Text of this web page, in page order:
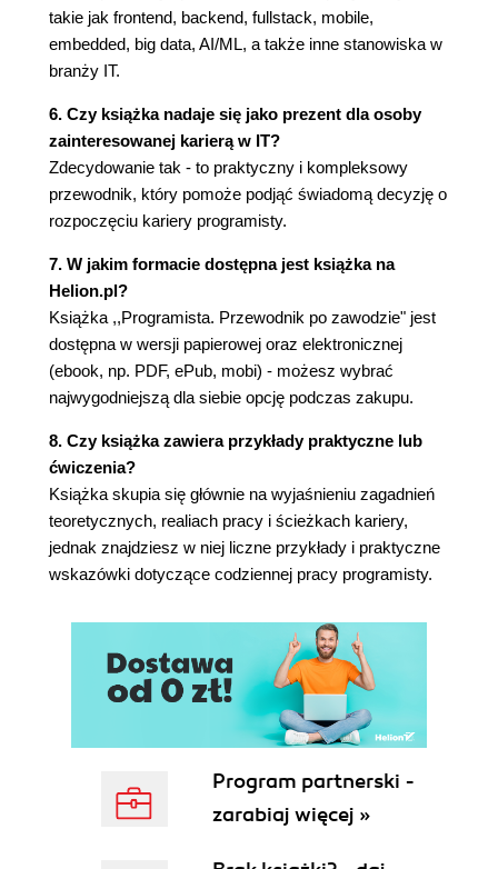
Specjalista ds. bezpieczeństwa
Scrum master
Kierownik projektu/project manager (PM)
Analityk biznesowy/business analyst
(BA)
Właściciel produktu/product owner (PO)
Specjalista ds. zasobów ludzkich/human
resources specialist (HR)
Dlaczego programiści mają dużo pracy?
Pierwsze kroki
Rewolucja naukowa
Rewolucja przemysłowa
Druga rewolucja przemysłowa
ZAROBKI PROGRAMISTÓW
DOCHODOWOŚĆ BRANŻY IT
RENTOWNOŚĆ
PRZYCZYNY
SKUTKI
Rozdział 3. Praca programisty
Tłumaczenie maszynom świata ludzi
Tłumaczenie ludziom świata maszyn
Podsumowanie
Dzień pracy programisty
Produkcja oprogramowania
Model kaskadowy
Metodyki zwinne
takie jak frontend, backend, fullstack, mobile,
embedded, big data, AI/ML, a także inne stanowiska w
branży IT.
6. Czy książka nadaje się jako prezent dla osoby
zainteresowanej karierą w IT?
Zdecydowanie tak - to praktyczny i kompleksowy
przewodnik, który pomoże podjąć świadomą decyzję o
rozpoczęciu kariery programisty.
7. W jakim formacie dostępna jest książka na
Helion.pl?
Książka ,,Programista. Przewodnik po zawodzie" jest
dostępna w wersji papierowej oraz elektronicznej
(ebook, np. PDF, ePub, mobi) - możesz wybrać
najwygodniejszą dla siebie opcję podczas zakupu.
8. Czy książka zawiera przykłady praktyczne lub
ćwiczenia?
Książka skupia się głównie na wyjaśnieniu zagadnień
teoretycznych, realiach pracy i ścieżkach kariery,
jednak znajdziesz w niej liczne przykłady i praktyczne
wskazówki dotyczące codziennej pracy programisty.
Program partnerski -
zarabiaj więcej »